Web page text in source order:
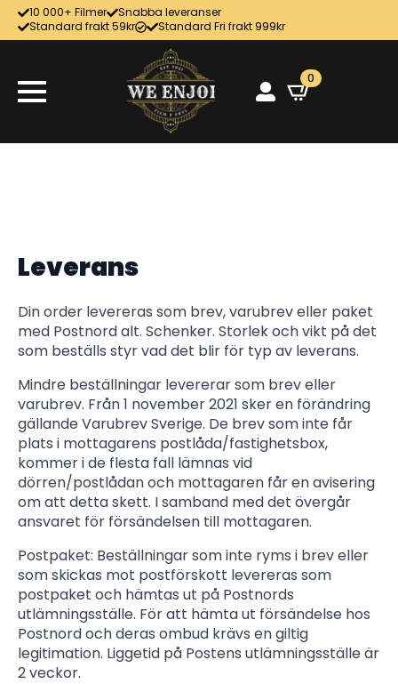
10 000+ Filmer
Snabba leveranser
Standard frakt 59kr
Standard Fri frakt 999kr
0
Leverans
Din order levereras som brev, varubrev eller paket
med Postnord alt. Schenker. Storlek och vikt på det
som beställs styr vad det blir för typ av leverans.
Mindre beställningar levererar som brev eller
varubrev. Från 1 november 2021 sker en förändring
gällande Varubrev Sverige. De brev som inte får
plats i mottagarens postlåda/fastighetsbox,
kommer i de flesta fall lämnas vid
dörren/postlådan och mottagaren får en avisering
om att detta skett. I samband med det övergår
ansvaret för försändelsen till mottagaren.
Postpaket: Beställningar som inte ryms i brev eller
som skickas mot postförskott levereras som
postpaket och hämtas ut på Postnords
utlämningsställe. För att hämta ut försändelse hos
Postnord och deras ombud krävs en giltig
legitimation. Liggetid på Postens utlämningsställe är
2 veckor.